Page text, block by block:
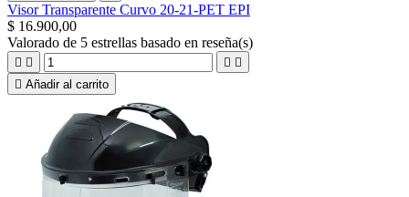
Visor Transparente Curvo 20-21-PET EPI
$ 16.900,00
Valorado de 5 estrellas basado en reseña(s)
   
 Añadir al carrito